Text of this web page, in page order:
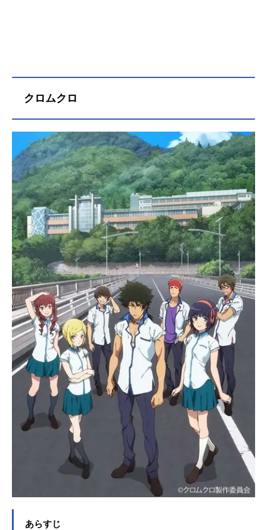
クロムクロ
あらすじ